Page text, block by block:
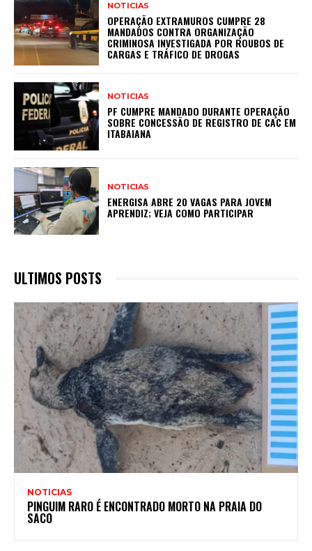
NOTICIAS
OPERAÇÃO EXTRAMUROS CUMPRE 28
MANDADOS CONTRA ORGANIZAÇÃO
CRIMINOSA INVESTIGADA POR ROUBOS DE
CARGAS E TRÁFICO DE DROGAS
NOTICIAS
PF CUMPRE MANDADO DURANTE OPERAÇÃO
SOBRE CONCESSÃO DE REGISTRO DE CAC EM
ITABAIANA
NOTICIAS
ENERGISA ABRE 20 VAGAS PARA JOVEM
APRENDIZ; VEJA COMO PARTICIPAR
ULTIMOS POSTS
NOTICIAS
PINGUIM RARO É ENCONTRADO MORTO NA PRAIA DO
SACO